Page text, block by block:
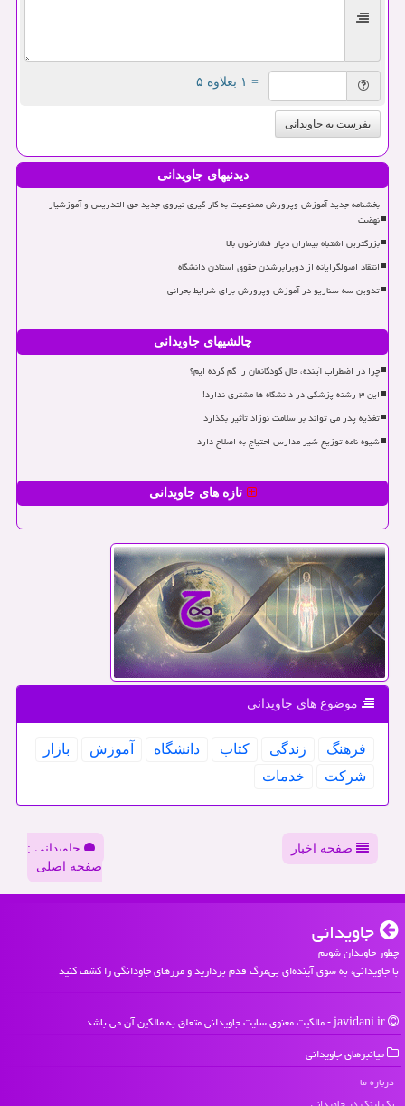
= ۱ بعلاوه ۵
بفرست به جاویدانی
دیدنیهای جاویدانی
بخشنامه جدید آموزش وپرورش ممنوعیت به کار گیری نیروی جدید حق التدریس و آموزشیار
نهضت
بزرگترین اشتباه بیماران دچار فشارخون بالا
انتقاد اصولگرایانه از دوبرابرشدن حقوق استادن دانشگاه
تدوین سه سناریو در آموزش وپرورش برای شرایط بحرانی
چالشیهای جاویدانی
چرا در اضطراب آینده، حال کودکانمان را گم کرده ایم؟
این ۳ رشته پزشکی در دانشگاه ها مشتری ندارد!
تغذیه پدر می تواند بر سلامت نوزاد تأثیر بگذارد
شیوه نامه توزیع شیر مدارس احتیاج به اصلاح دارد
تازه های جاویدانی
موضوع های جاویدانی
فرهنگ زندگی كتاب دانشگاه آموزش
بازار
شركت
خدمات
صفحه اخبار
جاویدانی :
صفحه اصلی
جاویدانی
چطور جاویدان شویم
با جاویدانی، به سوی آینده‌ای بی‌مرگ قدم بردارید و مرزهای جاودانگی را کشف کنید
میانبرهای جاویدانی
درباره ما